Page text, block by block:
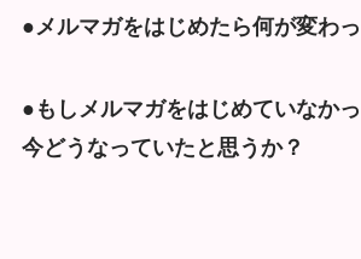
●メルマガをはじめたら何が変わ
●もしメルマガをはじめていなか
今どうなっていたと思うか？